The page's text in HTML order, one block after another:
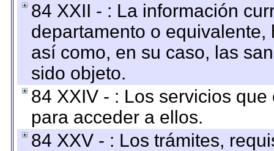
84 XXII - : La información
departamento o
así como, en su caso, las
sido objeto.
84 XXIV - : Los servicios
para acceder a ellos.
84 XXV - : Los trámites,